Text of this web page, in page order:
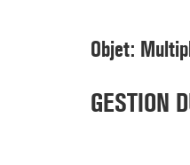
Objet:
GESTION